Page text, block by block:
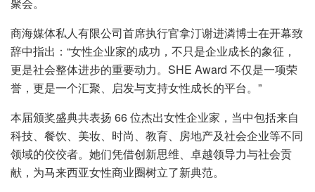
商海媒体私人有限公司首席执行官拿汀谢进潾博士在开幕致
辞中指出：“女性企业家的成功，不只是企业成长的象征，
更是社会整体进步的重要动力。SHE Award 不仅是一项荣
誉，更是一个汇聚、启发与支持女性成长的平台。”
本届颁奖盛典共表扬 66 位杰出女性企业家，当中包括来自
科技、餐饮、美妆、时尚、教育、房地产及社会企业等不同
领域的佼佼者。她们凭借创新思维、卓越领导力与社会贡
献，为马来西亚女性商业圈树立了新典范。